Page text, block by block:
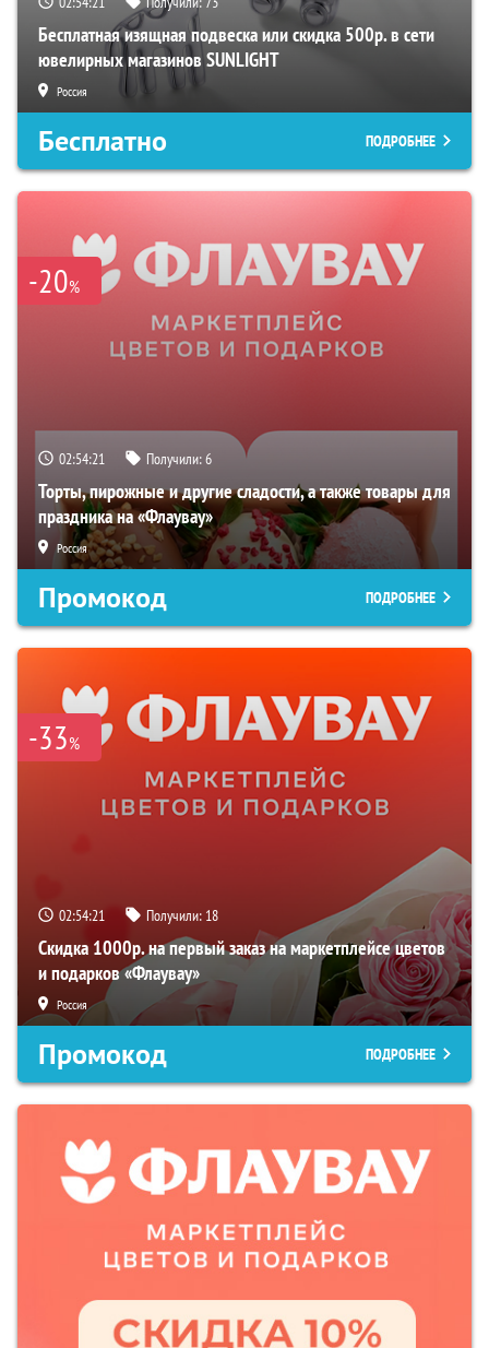
Бесплатная изящная подвеска или скидка 500р. в сети
ювелирных магазинов SUNLIGHT
Россия
Бесплатно ПОДРОБНЕЕ
-20%
02:54:20 Получили:6
Торты, пирожные и другие сладости, а также товары для
праздника на «Флаувау»
Россия
Промокод ПОДРОБНЕЕ
-33%
02:54:20 Получили: 18
Скидка 1000р. на первый заказ на маркетплейсе цветов
и подарков «Флаувау»
Россия
Промокод ПОДРОБНЕЕ